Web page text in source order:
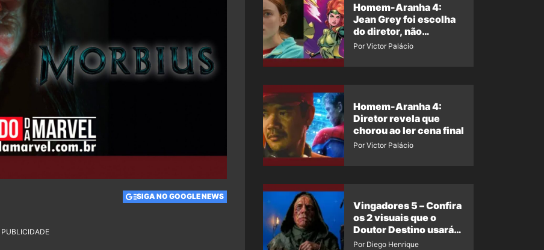
SIGA NO GOOGLE NEWS
PUBLICIDADE
Homem-Aranha 4:
Jean Grey foi escolha
do diretor, não
imposição da Marvel
Por Victor Palácio
Homem-Aranha 4:
Diretor revela que
chorou ao ler cena final
Por Victor Palácio
Vingadores 5 – Confira
os 2 visuais que o
Doutor Destino usará
no filme
Por Diego Henrique